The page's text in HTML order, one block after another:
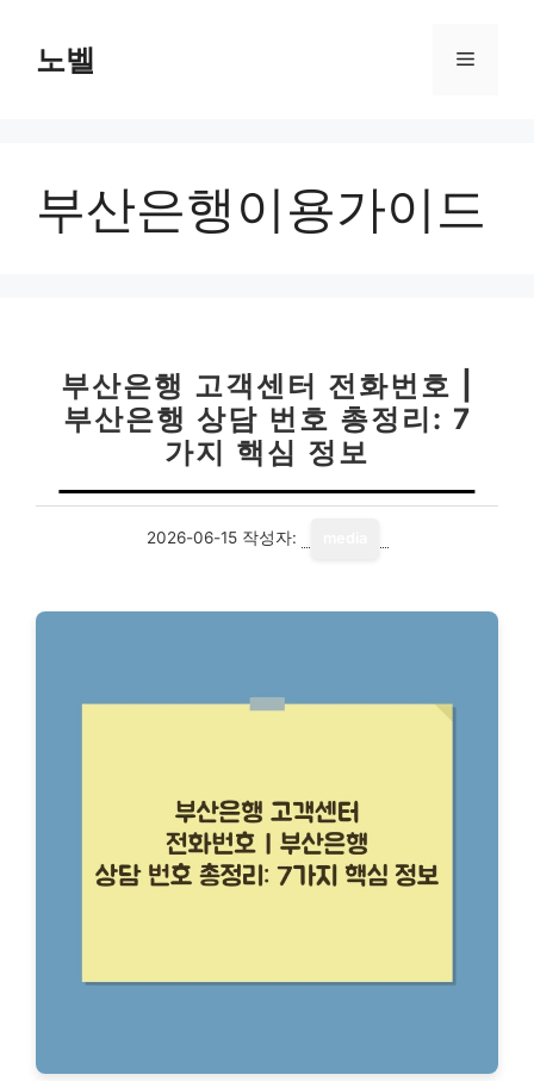
노벨 메
부산은행이용가이드
부산은행 고객센터 전화번호 |
부산은행 상담 번호 총정리: 7
가지 핵심 정보
2026-06-15 작성자: